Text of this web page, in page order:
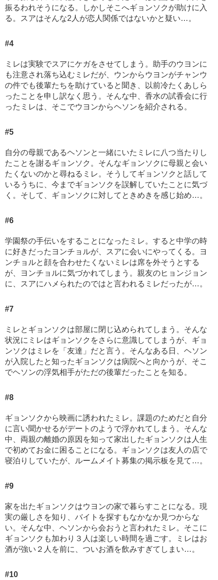
振るわれそうになる。しかしそこへギョンソクが助けに入
る。スアはそんな2人が恋人関係ではないかと疑い…。
#4
ミレは実験でスアにケガをさせてしまう。助手のウヨンに
も注意され落ち込むミレだが、ウンからウヨンがチャンウ
の件でも後輩たちを助けていると聞き、以前冷たくあしら
ったことを申し訳なく思う。そんな中、香水の試香会に行
ったミレは、そこでウヨンからヘソンを紹介される。
#5
自分の母親であるヘソンと一緒にいたミレに八つ当たりし
たことを謝るギョンソク。そんなギョンソクに母親と会い
たくないのかと尋ねるミレ。そうしてギョンソクと話して
いるうちに、今までギョンソクを誤解していたことに気づ
く。そして、ギョンソクに対してときめきを感じ始め…。
#6
学園祭の手伝いをすることになったミレ。すると中学の時
に好きだったヨンチョルが、スアに会いにやってくる。ヨ
ンチョルと顔を合わせたくないミレは席を外そうとする
が、ヨンチョルに気づかれてしまう。親友のヒョンジョン
に、スアにハメられたのではと言われるミレだったが…。
#7
ミレとギョンソクは部屋に閉じ込められてしまう。そんな
状況にミレはギョンソクをさらに意識してしまうが、ギョ
ンソクはミレを「友達」だと言う。そんなある日、ヘソン
が入院したと知ったギョンソクは病院へと向かうが、そこ
でヘソンの浮気相手がただの後輩だったことを知る。
#8
ギョンソクから映画に誘われたミレ。課題のためだと自分
に言い聞かせるがデートのようで浮かれてしまう。そんな
中、両親の離婚の原因を知って家出したギョンソクは人生
で初めてお金に困ることになる。ギョンソクは友人の店で
寝泊りしていたが、ルームメイト募集の掲示板を見て…。
#9
家を出たギョンソクはウヨンの家で暮らすことになる。現
実の厳しさを知り、バイトを探すもなかなか見つからな
い。そんな中、ヘソンから会おうと言われたミレ。そこに
ギョンソクも加わり３人は楽しい時間を過ごす。ミレはお
酒が強い２人を前に、ついお酒を飲みすぎてしまい…。
#10